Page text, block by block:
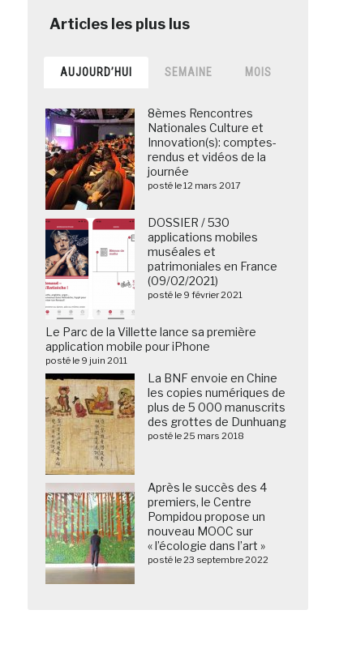
AUJOURD’HUI SEMAINE MOIS
8èmes Rencontres
Nationales Culture et
Innovation(s): comptes-
rendus et vidéos de la
journée
posté le 12 mars 2017
DOSSIER / 530
applications mobiles
muséales et
patrimoniales en France
(09/02/2021)
posté le 9 février 2021
Le Parc de la Villette lance sa première
application mobile pour iPhone
posté le 9 juin 2011
La BNF envoie en Chine
les copies numériques de
plus de 5 000 manuscrits
des grottes de Dunhuang
posté le 25 mars 2018
Après le succès des 4
premiers, le Centre
Pompidou propose un
nouveau MOOC sur
« l’écologie dans l’art »
posté le 23 septembre 2022